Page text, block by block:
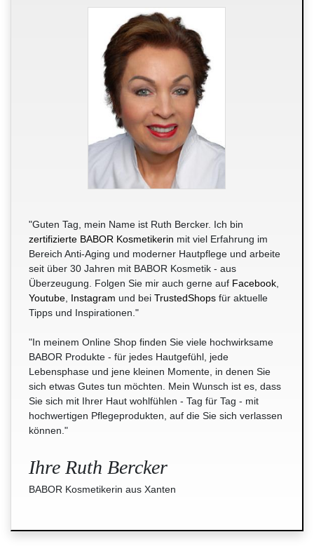
"Guten Tag, mein Name ist Ruth Bercker. Ich bin
zertifizierte BABOR Kosmetikerin mit viel Erfahrung im
Bereich Anti-Aging und moderner Hautpflege und arbeite
seit über 30 Jahren mit BABOR Kosmetik - aus
Überzeugung. Folgen Sie mir auch gerne auf Facebook
Youtube Instagram und bei TrustedShops für aktuelle
Tipps und Inspirationen."
"In meinem Online Shop finden Sie viele hochwirksame
BABOR Produkte - für jedes Hautgefühl, jede
Lebensphase und jene kleinen Momente, in denen Sie
sich etwas Gutes tun möchten. Mein Wunsch ist es, dass
Sie sich mit Ihrer Haut wohlfühlen - Tag für Tag - mit
hochwertigen Pflegeprodukten, auf die Sie sich verlassen
können."
Ihre Ruth Bercker
BABOR Kosmetikerin aus Xanten